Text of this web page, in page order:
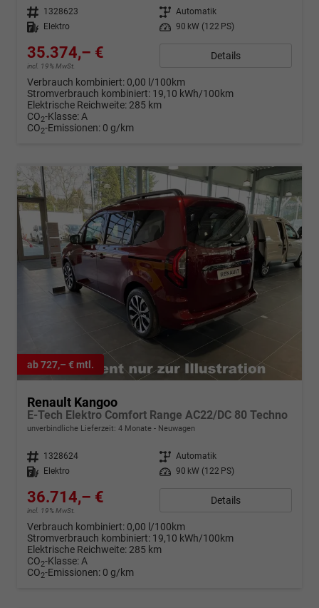
Fahrzeugnr. 1328623 Getriebe Automatik
Kraftstoff
Elektro Leistung 90 kW (122 PS)
35.374,– €
incl. 19% MwSt.
Details
Verbrauch kombiniert: 0,00 l/100km
Stromverbrauch kombiniert: 19,10 kWh/100km
Elektrische Reichweite: 285 km
CO2-Klasse:A
CO2-Emissionen: 0 g/km
ab 727,– € mtl.
Renault Kangoo
E-Tech Elektro Comfort Range AC22/DC 80 Techno
unverbindliche Lieferzeit: 4 Monate Neuwagen
Fahrzeugnr. 1328624 Getriebe Automatik
Kraftstoff
Elektro Leistung 90 kW (122 PS)
36.714,– €
incl. 19% MwSt.
Details
Verbrauch kombiniert: 0,00 l/100km
Stromverbrauch kombiniert: 19,10 kWh/100km
Elektrische Reichweite: 285 km
CO2-Klasse:A
CO2-Emissionen: 0 g/km